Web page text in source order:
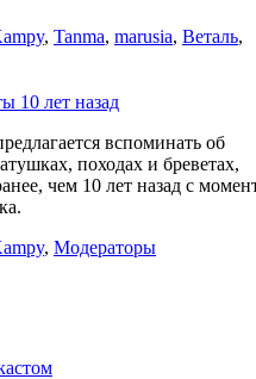
, Tanma, marusia, Веталь,
10 лет назад
вспоминать об
походах и бреветах,
чем 10 лет назад с
, Модераторы